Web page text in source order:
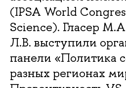
(IPSA World
Science). Гласер
Л.В. выступили
панели «Политика
разных регионах